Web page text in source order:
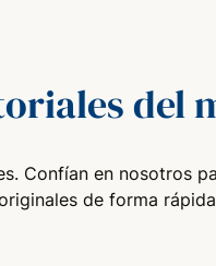
del
Confían en nosotros
de forma